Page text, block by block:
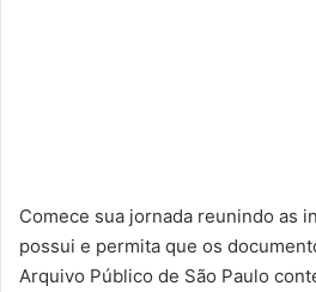
Comece sua jornada reunindo as
possui e permita que os
Arquivo Público de São Paulo